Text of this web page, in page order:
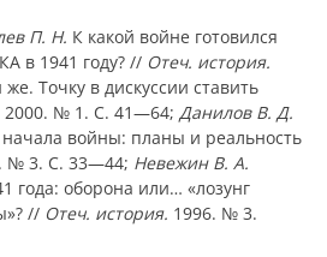
П. Н. К какой войне готовился
в 1941 году? // Отеч. история.
Точку в дискуссии ставить
2000. № 1. С. 41—64; Данилов В. Д.
начала войны: планы и реальность
№ 3. С. 33—44; Невежин В. А.
года: оборона или… «лозунг
// Отеч. история. 1996. № 3.